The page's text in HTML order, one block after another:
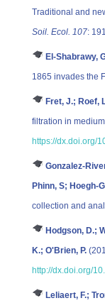
Traditional and
Soil. Ecol. 107:
El-Shabrawy,
1865 invades the
Fret, J.; Roef,
filtration in
https://dx.doi.org/
Gonzalez-
Phinn, S; Hoegh-
collection and
Hodgson, D.;
K.; O'Brien, P.
http://dx.doi.org/
Leliaert, F.;